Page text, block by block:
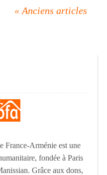
France-Arménie est une
fondée à Paris
Grâce aux dons,